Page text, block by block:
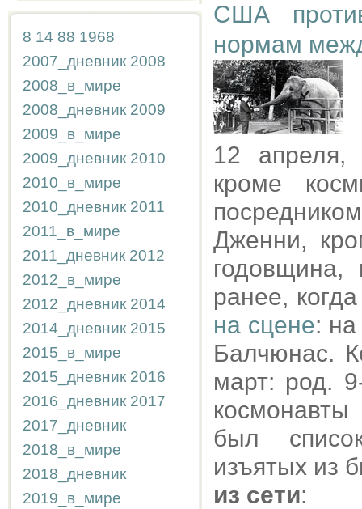
8 14 88 1968
2007_дневник 2008
2008_в_мире
2008_дневник 2009
2009_в_мире
2009_дневник 2010
2010_в_мире
2010_дневник 2011
2011_в_мире
2011_дневник 2012
2012_в_мире
2012_дневник 2014
2014_дневник 2015
2015_в_мире
2015_дневник 2016
2016_дневник 2017
2017_дневник
2018_в_мире
2018_дневник
2019_в_мире
США
нормам
12 апреля,
кроме
Дженни,
ранее,
на сцене:
Балчюнас.
март: род.
был
изъятых из
из сети: